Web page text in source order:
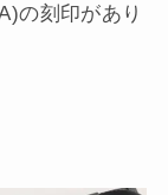
の刻印があり